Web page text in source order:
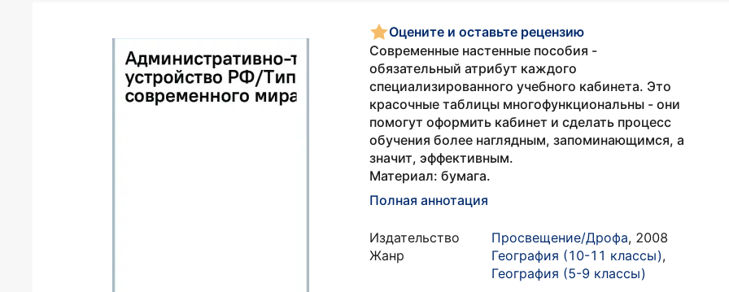
Оцените и оставьте рецензию
Современные настенные пособия -
обязательный атрибут каждого
специализированного учебного кабинета. Это
красочные таблицы многофункциональны - они
помогут оформить кабинет и сделать процесс
обучения более наглядным, запоминающимся, а
значит, эффективным.
Материал: бумага.
Полная аннотация
Издательство Просвещение/Дрофа, 2008
Жанр
География (10-11 классы),
География (5-9 классы)